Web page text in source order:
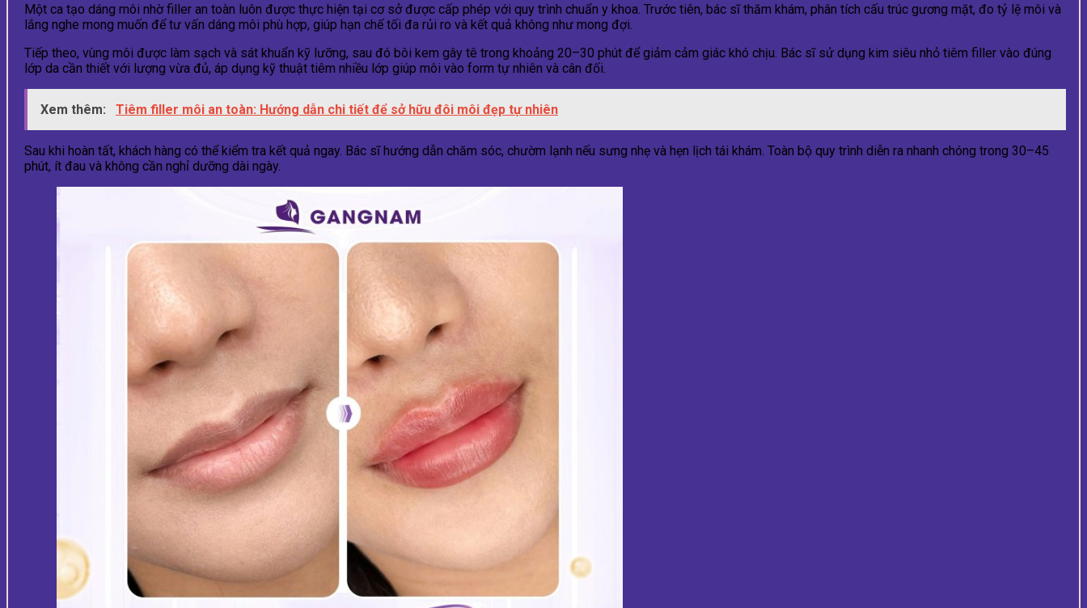
Một ca tạo dáng môi nhờ filler an toàn luôn được thực hiện tại cơ sở được cấp phép với quy trình chuẩn y khoa. Trước tiên, bác sĩ thăm khám, phân tích cấu trúc gương mặt, đo tỷ lệ môi và
lắng nghe mong muốn để tư vấn dáng môi phù hợp, giúp hạn chế tối đa rủi ro và kết quả không như mong đợi.
Tiếp theo, vùng môi được làm sạch và sát khuẩn kỹ lưỡng, sau đó bôi kem gây tê trong khoảng 20–30 phút để giảm cảm giác khó chịu. Bác sĩ sử dụng kim siêu nhỏ tiêm filler vào đúng
lớp da cần thiết với lượng vừa đủ, áp dụng kỹ thuật tiêm nhiều lớp giúp môi vào form tự nhiên và cân đối.
Xem thêm: Tiêm filler môi an toàn: Hướng dẫn chi tiết để sở hữu đôi môi đẹp tự nhiên
Sau khi hoàn tất, khách hàng có thể kiểm tra kết quả ngay. Bác sĩ hướng dẫn chăm sóc, chườm lạnh nếu sưng nhẹ và hẹn lịch tái khám. Toàn bộ quy trình diễn ra nhanh chóng trong 30–45
phút, ít đau và không cần nghỉ dưỡng dài ngày.